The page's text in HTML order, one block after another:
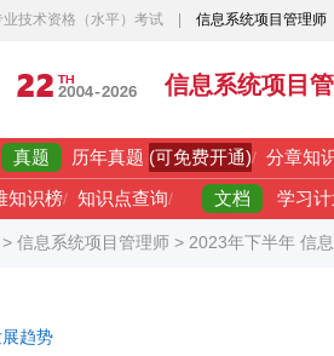
技术资格（水平）考试 信息系统项目管理师
信息系统项目
真题 历年真题 (可免费开通)/ 分章知
知识榜/ 知识点查询/ 文档 学习
> 信息系统项目管理师 > 2023年下半年 信
趋势